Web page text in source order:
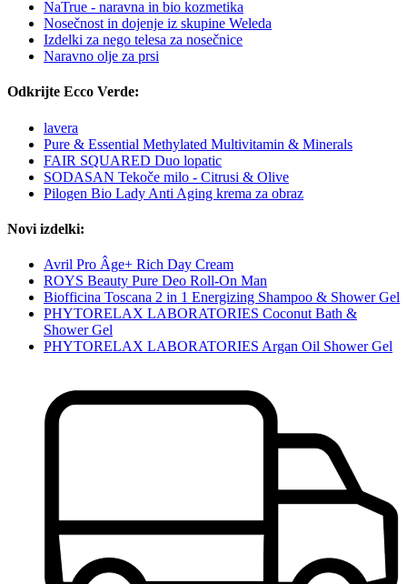
NaTrue - naravna in bio kozmetika
Nosečnost in dojenje iz skupine Weleda
Izdelki za nego telesa za nosečnice
Naravno olje za prsi
Odkrijte Ecco Verde:
lavera
Pure & Essential Methylated Multivitamin & Minerals
FAIR SQUARED Duo lopatic
SODASAN Tekoče milo - Citrusi & Olive
Pilogen Bio Lady Anti Aging krema za obraz
Novi izdelki:
Avril Pro Âge+ Rich Day Cream
ROYS Beauty Pure Deo Roll-On Man
Biofficina Toscana 2 in 1 Energizing Shampoo & Shower Gel
PHYTORELAX LABORATORIES Coconut Bath &
Shower Gel
PHYTORELAX LABORATORIES Argan Oil Shower Gel